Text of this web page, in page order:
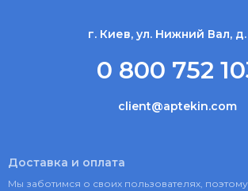
г. Киев, ул. Нижний Вал, д.
0 800 752
client@aptekin.com
Доставка и оплата
Мы заботимся о своих пользователях,